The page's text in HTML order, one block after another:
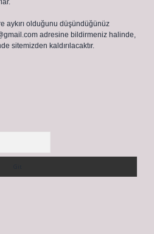
aykırı olduğunu düşündüğünüz
adresine bildirmeniz halinde,
sitemizden kaldırılacaktır.